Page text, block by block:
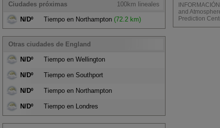
100km lineales
Ciudades próximas
N/Dº Tiempo en Northampton (72.2 km)
Otras ciudades de England
N/Dº Tiempo en Wellington
N/Dº Tiempo en Southport
N/Dº Tiempo en Northampton
N/Dº Tiempo en Londres
and
Prediction